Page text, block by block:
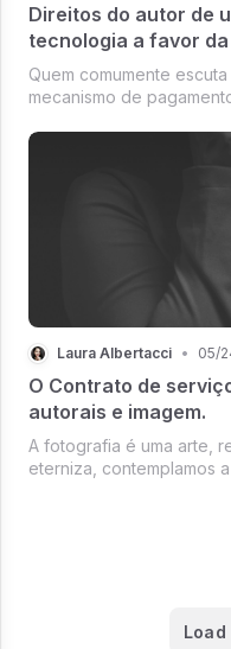
Direitos do autor de
tecnologia a favor
Quem comumente
mecanismo de
Laura Albertacci • 05/
O Contrato de
autorais e imagem.
A fotografia é uma arte,
eterniza, contemplamos